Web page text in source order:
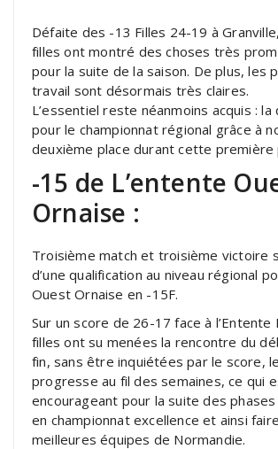
Défaite des -13 Filles 24-19 à
filles ont montré des choses très
pour la suite de la saison. De plus, les
travail sont désormais très claires.
L’essentiel reste néanmoins acquis : la
pour le championnat régional grâce à
deuxième place durant cette première
-15 de L’entente
Ornaise :
Troisième match et troisième victoire
d’une qualification au niveau régional
Ouest Ornaise en -15F.
Sur un score de 26-17 face à l’Entente
filles ont su menées la rencontre du
fin, sans être inquiétées par le score,
progresse au fil des semaines, ce qui
encourageant pour la suite des
en championnat excellence et ainsi
meilleures équipes de Normandie.